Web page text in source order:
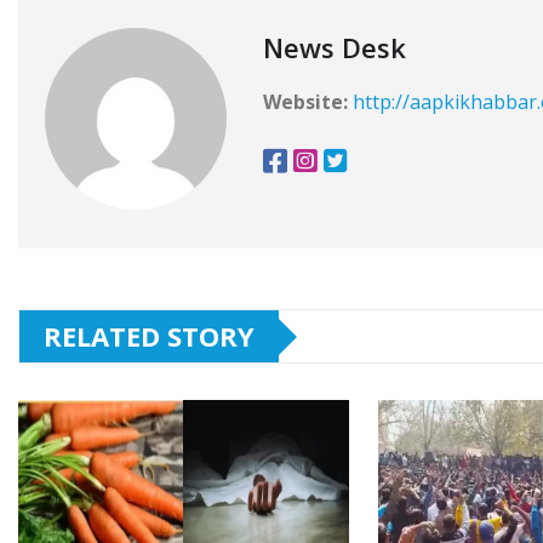
News Desk
Website: http://
RELATED STORY